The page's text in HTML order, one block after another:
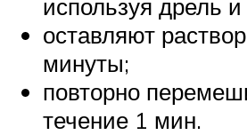
используя дрель
оставляют
минуты;
повторно
течение 1 мин.